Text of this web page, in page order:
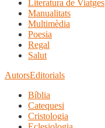
Literatura de Viatges
Manualitats
Multimèdia
Poesia
Regal
Salut
AutorsEditorials
Bíblia
Catequesi
Cristologia